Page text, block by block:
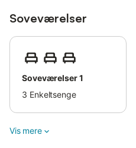
Parkering er tilgængelig på
Kæledyr er tilladt.
Rygning er ikke tilladt.
Soveværelser
Soveværelser 1
3 Enkeltsenge
Vis mere